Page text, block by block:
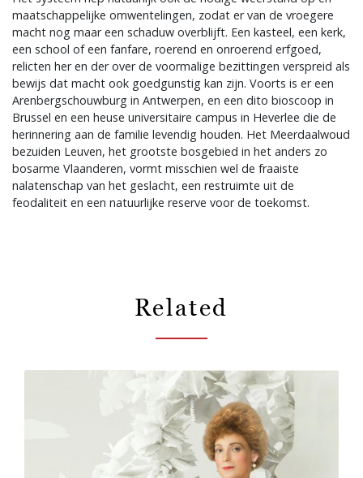
maatschappelijke omwentelingen, zodat er van de vroegere
macht nog maar een schaduw overblijft. Een kasteel, een kerk,
een school of een fanfare, roerend en onroerend erfgoed,
relicten her en der over de voormalige bezittingen verspreid als
bewijs dat macht ook goedgunstig kan zijn. Voorts is er een
Arenbergschouwburg in Antwerpen, en een dito bioscoop in
Brussel en een heuse universitaire campus in Heverlee die de
herinnering aan de familie levendig houden. Het Meerdaalwoud
bezuiden Leuven, het grootste bosgebied in het anders zo
bosarme Vlaanderen, vormt misschien wel de fraaiste
nalatenschap van het geslacht, een restruimte uit de
feodaliteit en een natuurlijke reserve voor de toekomst.
Related